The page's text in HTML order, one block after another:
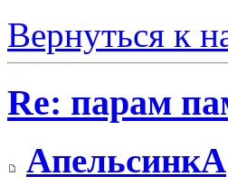
Вернуться к
Re: парам
АпельсинкА